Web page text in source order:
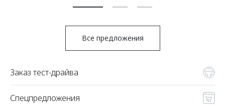
Все предложения
Заказ тест-драйва
Спецпредложения